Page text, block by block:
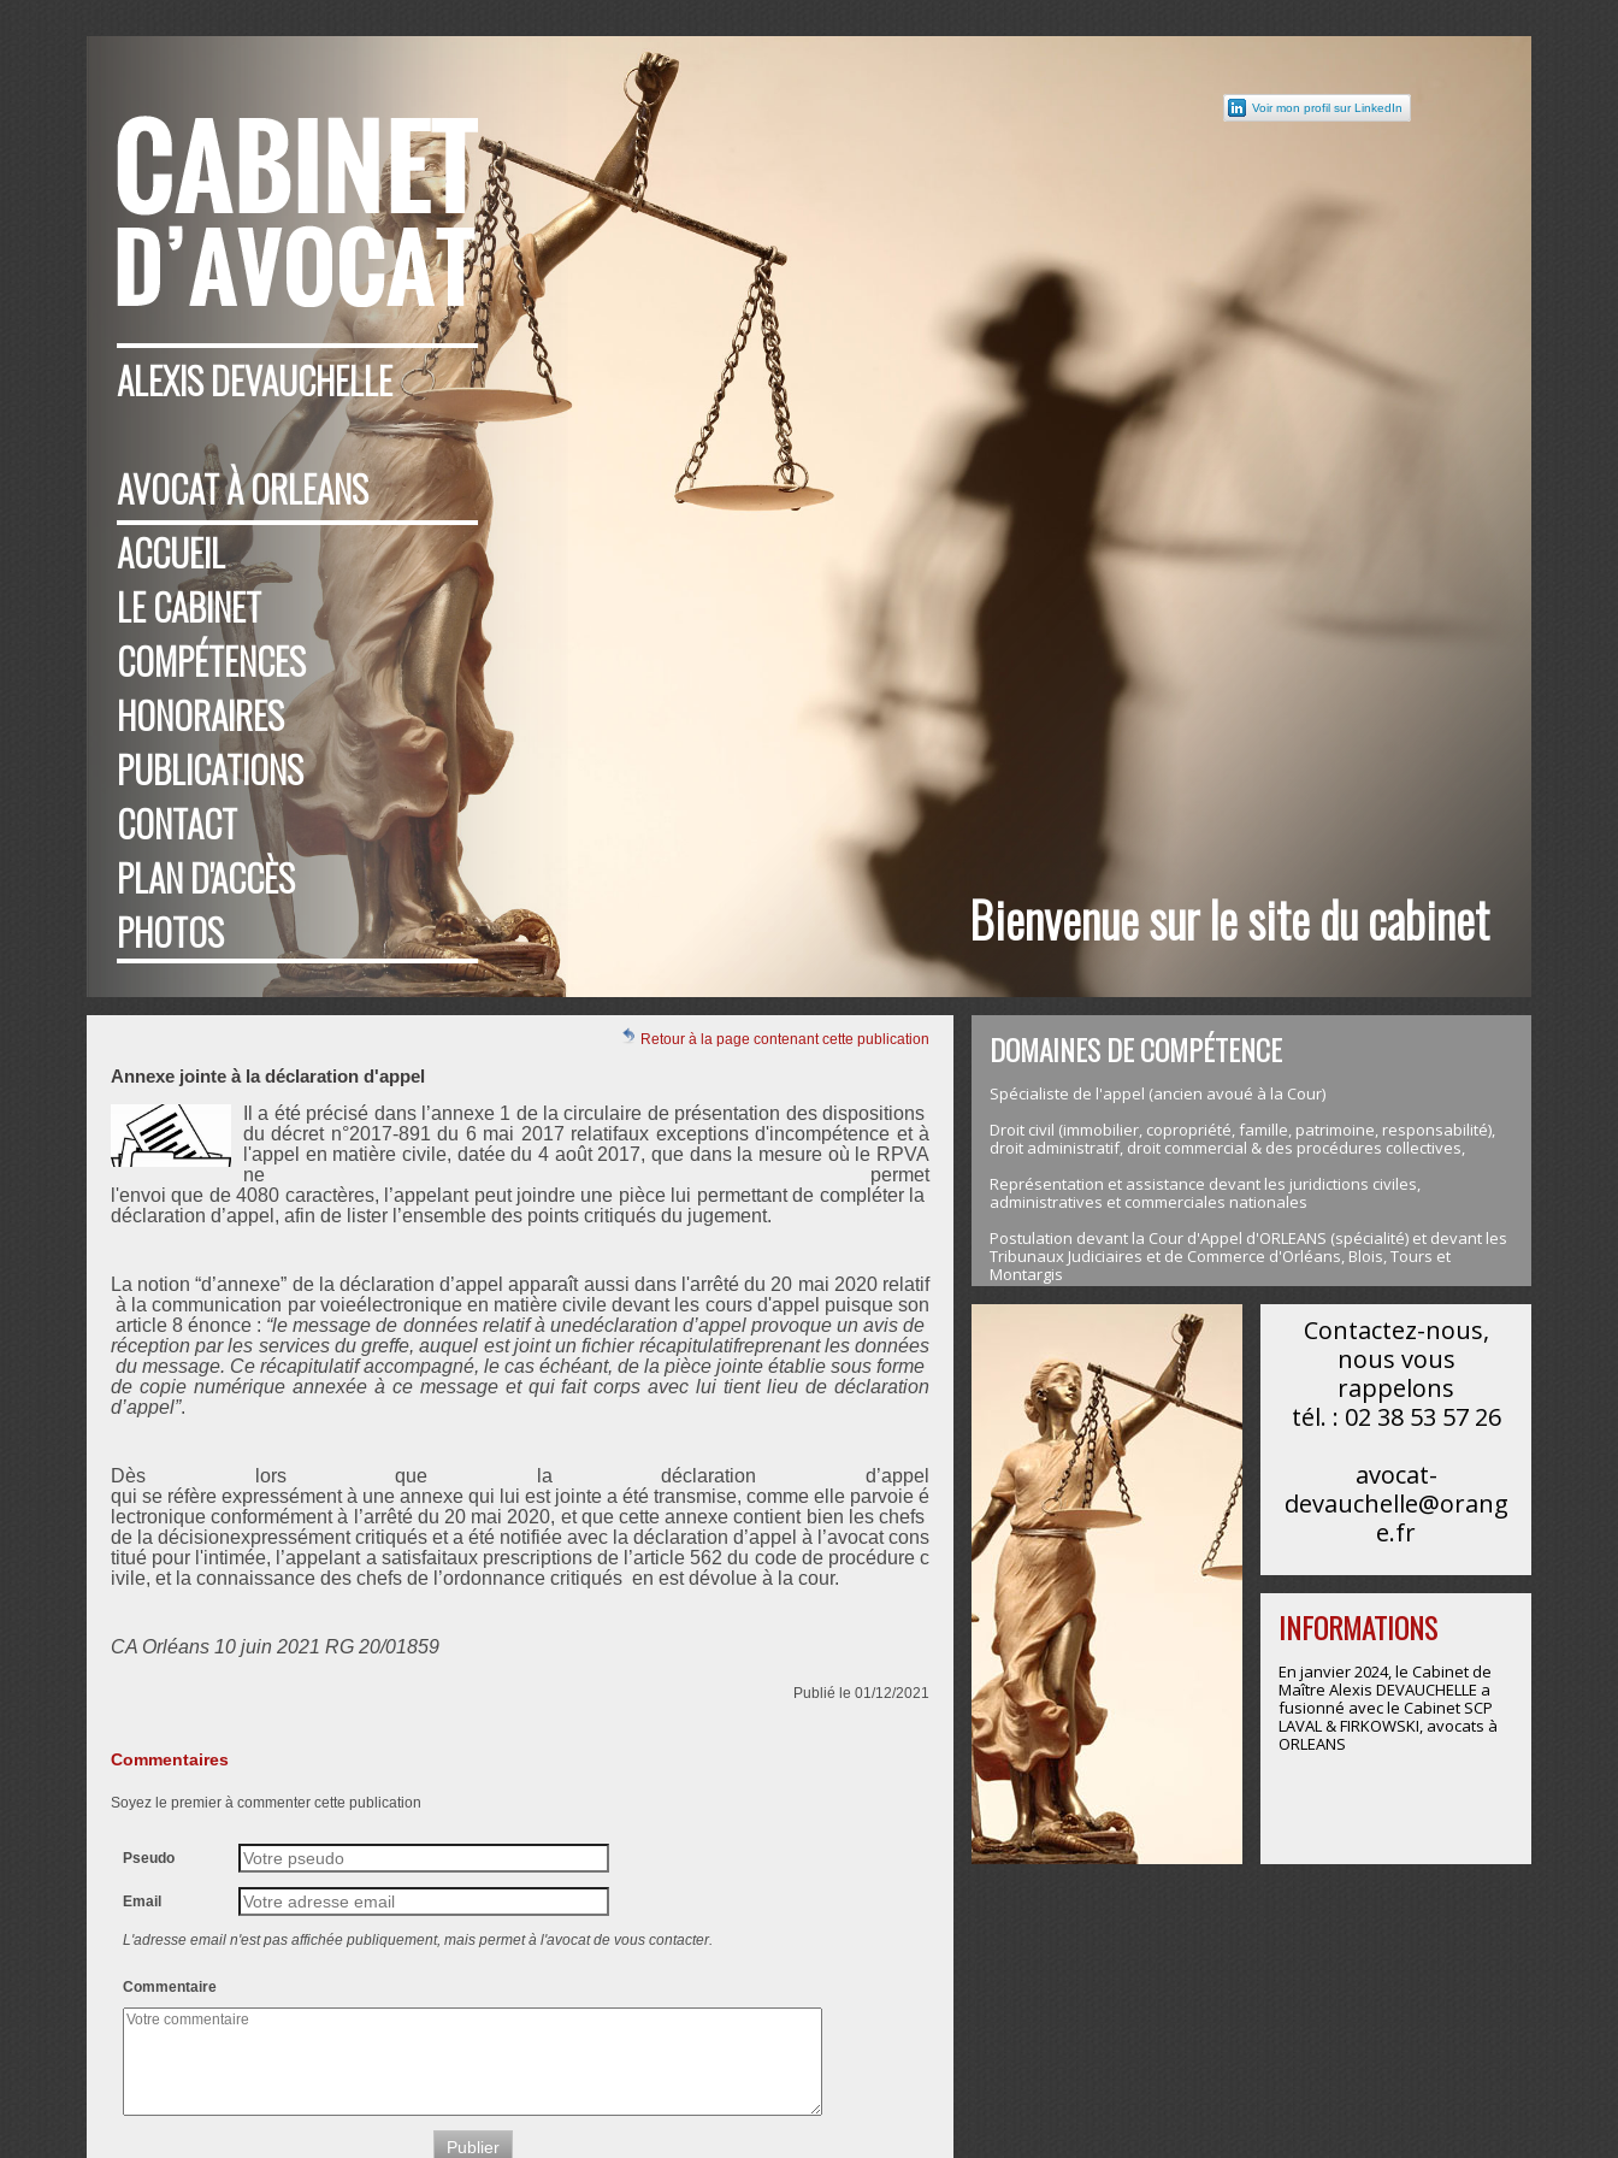
ALEXIS DEVAUCHELLE
AVOCAT À ORLEANS
Bienvenue sur le site du cabinet
Voir mon profil sur LinkedIn
ACCUEIL
LE CABINET
COMPÉTENCES
HONORAIRES
PUBLICATIONS
CONTACT
PLAN D'ACCÈS
PHOTOS
Retour à la page contenant cette publication
Annexe jointe à la déclaration d'appel
Il a été précisé dans l’annexe 1 de la circulaire de présentation des dispositions
du décret n°2017-891 du 6 mai 2017 relatifaux exceptions d'incompétence et à
l'appel en matière civile, datée du 4 août 2017, que dans la mesure où le RPVA
ne permet
l'envoi que de 4080 caractères, l’appelant peut joindre une pièce lui permettant de compléter la
déclaration d’appel, afin de lister l’ensemble des points critiqués du jugement.
La notion “d’annexe” de la déclaration d’appel apparaît aussi dans l'arrêté du 20 mai 2020 relatif
à la communication par voieélectronique en matière civile devant les cours d'appel puisque son
article 8 énonce : “le message de données relatif à unedéclaration d’appel provoque un avis de
réception par les services du greffe, auquel est joint un fichier récapitulatifreprenant les données
du message. Ce récapitulatif accompagné, le cas échéant, de la pièce jointe établie sous forme
de copie numérique annexée à ce message et qui fait corps avec lui tient lieu de déclaration
d’appel”.
Dès lors que la déclaration d’appel
qui se réfère expressément à une annexe qui lui est jointe a été transmise, comme elle parvoie é
lectronique conformément à l’arrêté du 20 mai 2020, et que cette annexe contient bien les chefs
de la décisionexpressément critiqués et a été notifiée avec la déclaration d’appel à l’avocat cons
titué pour l'intimée, l’appelant a satisfaitaux prescriptions de l’article 562 du code de procédure c
ivile, et la connaissance des chefs de l’ordonnance critiqués en est dévolue à la cour.
CA Orléans 10 juin 2021 RG 20/01859
Publié le 01/12/2021
Commentaires
Soyez le premier à commenter cette publication
Pseudo
Email
L'adresse email n'est pas affichée publiquement, mais permet à l'avocat de vous contacter.
Commentaire
DOMAINES DE COMPÉTENCE
Spécialiste de l'appel (ancien avoué à la Cour)
Droit civil (immobilier, copropriété, famille, patrimoine, responsabilité),
droit administratif, droit commercial & des procédures collectives,
Représentation et assistance devant les juridictions civiles,
administratives et commerciales nationales
Postulation devant la Cour d'Appel d'ORLEANS (spécialité) et devant les
Tribunaux Judiciaires et de Commerce d'Orléans, Blois, Tours et
Montargis
Contactez-nous,
nous vous
rappelons
tél. : 02 38 53 57 26
avocat-
devauchelle@orang
e.fr
INFORMATIONS
En janvier 2024, le Cabinet de
Maître Alexis DEVAUCHELLE a
fusionné avec le Cabinet SCP
LAVAL & FIRKOWSKI, avocats à
ORLEANS